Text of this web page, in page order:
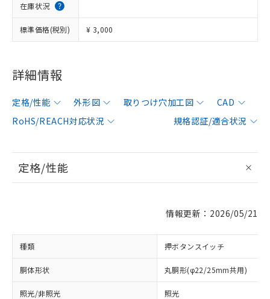
在庫状況
標準価格(税別) ¥ 3,000
詳細情報
定格/性能 外形図 取りつけ穴加工図
CAD
RoHS/REACH対応状況
規格認証/適合状況
定格/性能
情報更新：2026/05/21
種類 押ボタンスイッチ
胴体形状 丸胴形(φ22/25mm共用)
照光/非照光 照光